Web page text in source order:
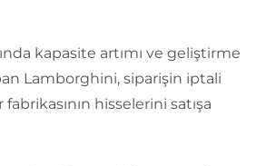
kapasite artımı ve geliştirme
Lamborghini, siparişin iptali
hisselerini satışa